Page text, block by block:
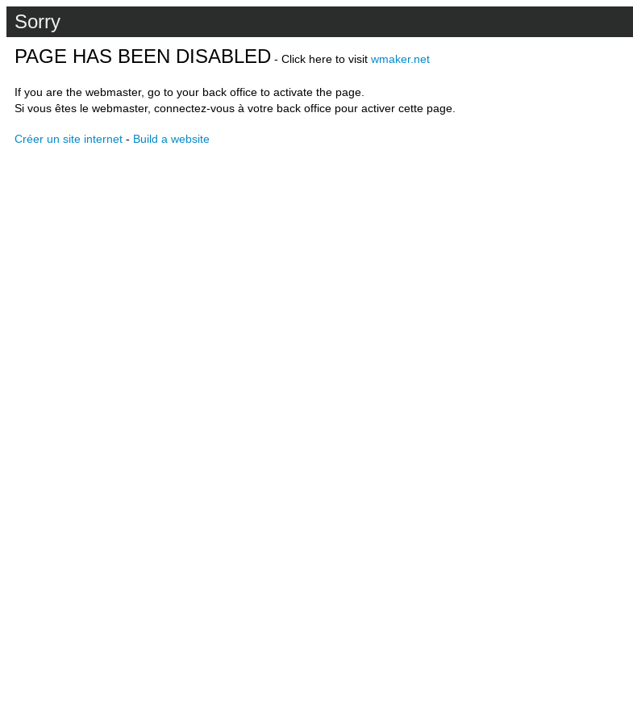
Sorry
PAGE HAS BEEN DISABLED - Click here to visit wmaker.net
If you are the webmaster, go to your back office to activate the page.
Si vous êtes le webmaster, connectez-vous à votre back office pour activer cette page.
Créer un site internet - Build a website